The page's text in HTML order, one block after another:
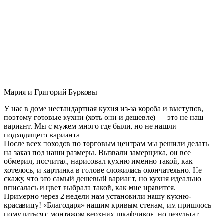
Мария и Григорий Бурковы
У нас в доме нестандартная кухня из-за короба и выступов,
поэтому готовые кухни (хоть они и дешевле) — это не наш
вариант. Мы с мужем много где были, но не нашли
подходящего варианта.
После всех походов по торговым центрам мы решили делать
на заказ под наши размеры. Вызвали замерщика, он все
обмерил, посчитал, нарисовал кухню именно такой, как
хотелось, и картинка в голове сложилась окончательно. Не
скажу, что это самый дешевый вариант, но кухня идеально
вписалась и цвет выбрала такой, как мне нравится.
Примерно через 2 недели нам установили нашу кухню-
красавицу! «Благодаря» нашим кривым стенам, им пришлось
помучиться с монтажом верхних шкафчиков, но результат